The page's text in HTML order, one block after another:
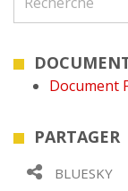
Document
PARTAGER
BLUESKY